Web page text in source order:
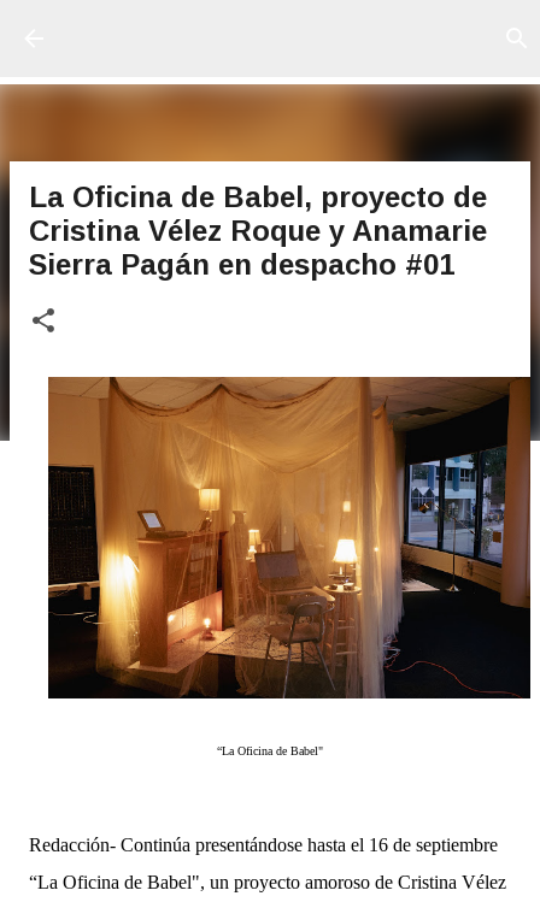
La Oficina de Babel, proyecto de
Cristina Vélez Roque y Anamarie
Sierra Pagán en despacho #01
“La Oficina de Babel"
Redacción- Continúa presentándose hasta el 16 de septiembre
“La Oficina de Babel", un proyecto amoroso de Cristina Vélez